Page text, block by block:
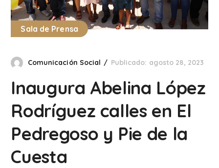
Sala de Prensa
Comunicación Social Publicado: agosto 28, 2023
Inaugura Abelina López
Rodríguez calles en El
Pedregoso y Pie de la
Cuesta